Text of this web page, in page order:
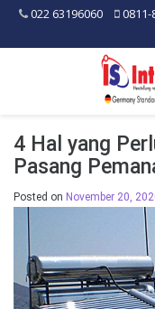
022 63196060 0811-
4 Hal yang
Pasang
Posted on November 20,